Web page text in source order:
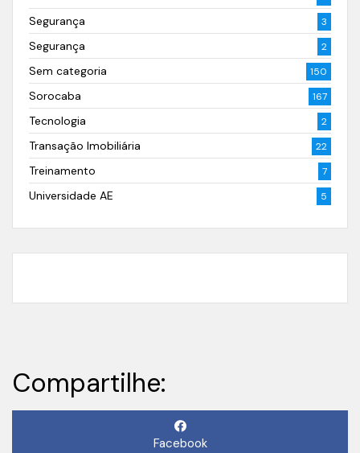
Segurança 3
Segurança 2
Sem categoria 150
Sorocaba 167
Tecnologia 2
Transação Imobiliária 22
Treinamento 7
Universidade AE 5
Compartilhe:
Facebook